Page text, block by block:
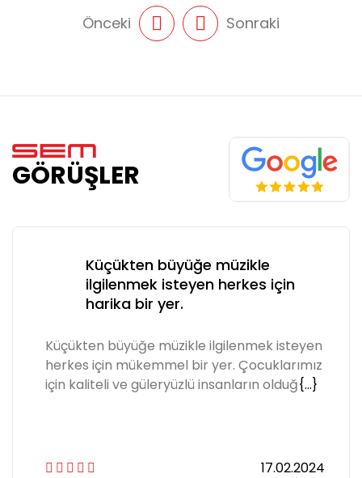
Önceki Sonraki
GÖRÜŞLER
Küçükten büyüğe müzikle
ilgilenmek isteyen herkes için
harika bir yer.
Küçükten büyüğe müzikle ilgilenmek isteyen
herkes için mükemmel bir yer. Çocuklarımız
için kaliteli ve güleryüzlü insanların olduğ{...}
17.02.2024